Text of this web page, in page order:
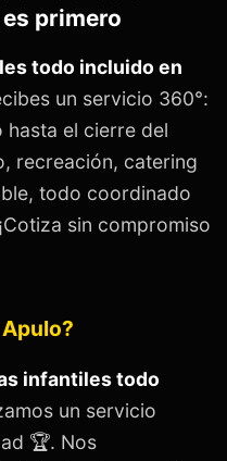
primero
todo incluido en
un servicio 360°:
hasta el cierre del
recreación, catering
todo coordinado
sin compromiso
infantiles todo
un servicio
🏆. Nos